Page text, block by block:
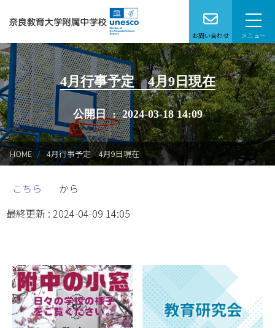
お問い合わせ メニュー
本校で学びたい方へ
学校案内
学校生活
特別支援学級
教育研究
在校生保護者の皆様へ
PTA（育桜会）
教育後援会
4月行事予定 4月9日現在
公開日 : 2024-03-18 14:09
HOME 4月行事予定 4月9日現在
こちら
から
最終更新 : 2024-04-09 14:05